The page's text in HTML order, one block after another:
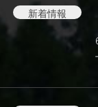
新着情報